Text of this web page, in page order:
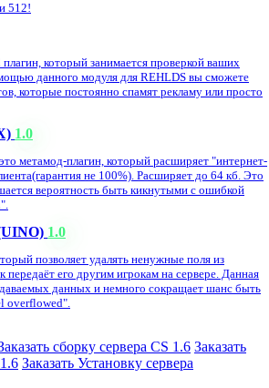
512!
который занимается проверкой ваших
данного модуля для REHLDS вы сможете
которые постоянно спамят рекламу или просто
1.0
метамод-плагин, который расширяет "интернет-
не 100%). Расширяет до 64 кб. Это
вероятность быть кикнутыми с ошибкой
1.0
позволяет удалять ненужные поля из
его другим игрокам на сервере. Данная
данных и немного сокращает шанс быть
overflowed".
сборку сервера CS 1.6 Заказать
Заказать Установку сервера